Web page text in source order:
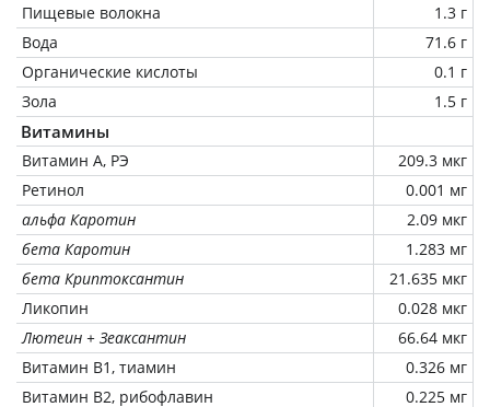
Пищевые волокна
1.3 г
Вода
71.6 г
Органические кислоты
0.1 г
Зола
1.5 г
Витамины
Витамин А, РЭ
209.3 мкг
Ретинол
0.001 мг
альфа Каротин
2.09 мкг
бета Каротин
1.283 мг
бета Криптоксантин
21.635 мкг
Ликопин
0.028 мкг
Лютеин + Зеаксантин
66.64 мкг
Витамин В1, тиамин
0.326 мг
Витамин В2, рибофлавин
0.225 мг